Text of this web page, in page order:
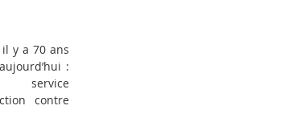
y a 70 ans
:
service
contre